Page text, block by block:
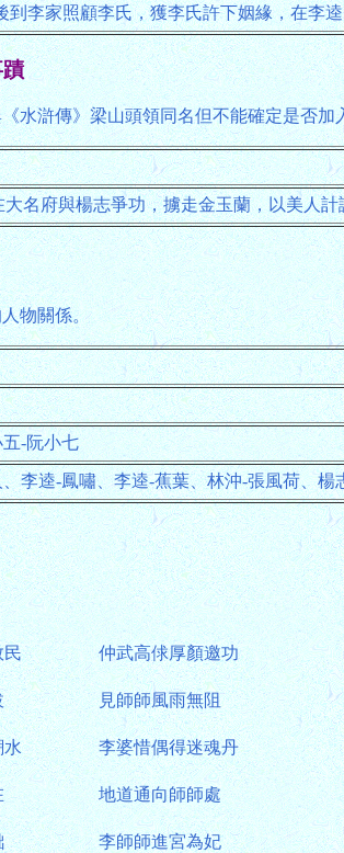
到李家照顧李氏，獲李氏許下姻緣，在李
水滸傳》梁山頭領同名但不能確定是否加
大名府與楊志爭功，擄走金玉蘭，以美人
物關係。
-阮小七
李逵-鳳嘯、李逵-蕉葉、林沖-張風荷、楊
民 仲武高俅厚顏邀功
見師師風雨無阻
水 李婆惜偶得迷魂丹
地道通向師師處
李師師進宮為妃